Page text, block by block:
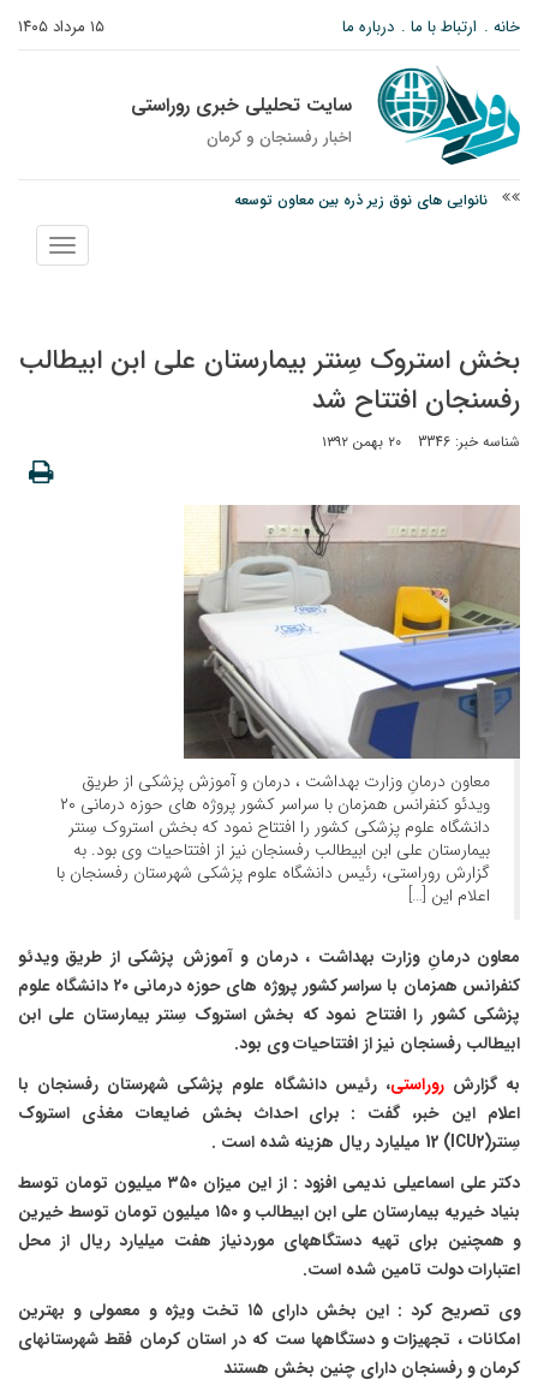
۱۵ مرداد ۱۴۰۵ خانه ارتباط با ما درباره ما
سایت تحلیلی خبری روراستی
اخبار رفسنجان و كرمان
نانوایی های نوق زیر ذره بین معاون توسعه
نمایش
منو
بخش استروک سِنتر بیمارستان علی ابن ابیطالب
رفسنجان افتتاح شد
شناسه خبر: 3346 ۲۰ بهمن ۱۳۹۲
معاون درمانِ وزارت بهداشت ، درمان و آموزش پزشکی از طریق
ویدئو کنفرانس همزمان با سراسر کشور پروژه های حوزه درمانی ۲۰
دانشگاه علوم پزشکی کشور را افتتاح نمود که بخش استروک سِنتر
بیمارستان علی ابن ابیطالب رفسنجان نیز از افتتاحیات وی بود. به
گزارش روراستی، رئیس دانشگاه علوم پزشکی شهرستان رفسنجان با
اعلام این […]
معاون درمانِ وزارت بهداشت ، درمان و آموزش پزشکی از طریق ویدئو
کنفرانس همزمان با سراسر کشور پروژه های حوزه درمانی ۲۰ دانشگاه علوم
پزشکی کشور را افتتاح نمود که بخش استروک سِنتر بیمارستان علی ابن
ابیطالب رفسنجان نیز از افتتاحیات وی بود.
به گزارش روراستی، رئیس دانشگاه علوم پزشکی شهرستان رفسنجان با
اعلام این خبر، گفت : برای احداث بخش ضایعات مغذی استروک
سِنتر(ICU2
) 12
میلیارد ریال هزینه شده است .
دکتر علی اسماعیلی ندیمی افزود : از این میزان ۳۵۰ میلیون تومان توسط
بنیاد خیریه بیمارستان علی ابن ابیطالب و ۱۵۰ میلیون تومان توسط خیرین
و همچنین برای تهیه دستگاههای موردنیاز هفت میلیارد ریال از محل
اعتبارات دولت تامین شده است.
وی تصریح کرد : این بخش دارای ۱۵ تخت ویژه و معمولی و بهترین
امکانات ، تجهیزات و دستگاهها ست که در استان کرمان فقط شهرستانهای
کرمان و رفسنجان دارای چنین بخش هستند